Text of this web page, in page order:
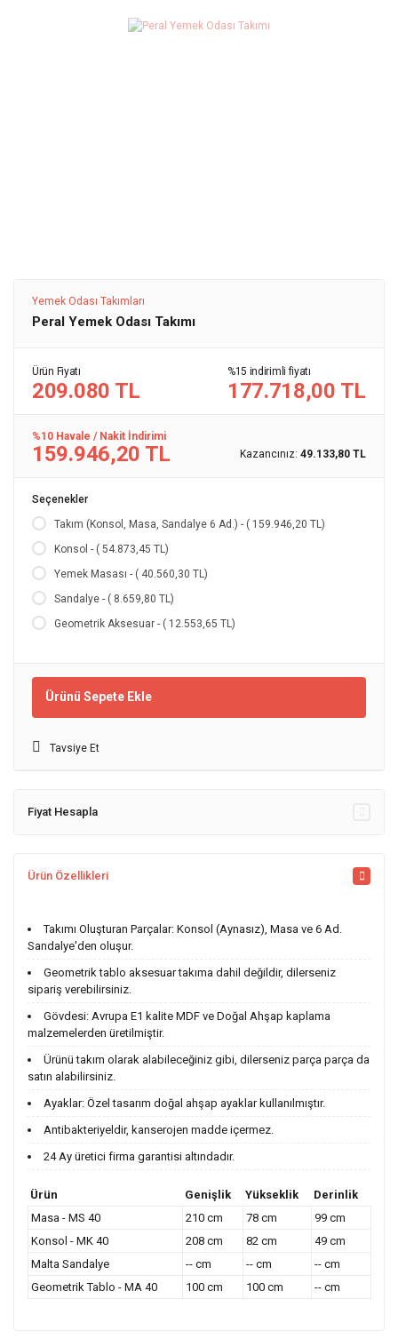
Yemek Odası Takımları
Peral Yemek Odası Takımı
Ürün Fiyatı
209.080 TL
%15 indirimli fiyatı
177.718,00 TL
%10 Havale / Nakit İndirimi
159.946,20 TL Kazancınız: 49.133,80 TL
Seçenekler
Takım (Konsol, Masa, Sandalye 6 Ad.) - ( 159.946,20 TL)
Konsol - ( 54.873,45 TL)
Yemek Masası - ( 40.560,30 TL)
Sandalye - ( 8.659,80 TL)
Geometrik Aksesuar - ( 12.553,65 TL)
Ürünü Sepete Ekle
Tavsiye Et
Fiyat Hesapla
Ürün Özellikleri
Takımı Oluşturan Parçalar: Konsol (Aynasız), Masa ve 6 Ad.
Sandalye'den oluşur.
Geometrik tablo aksesuar takıma dahil değildir, dilerseniz
sipariş verebilirsiniz.
Gövdesi: Avrupa E1 kalite MDF ve Doğal Ahşap kaplama
malzemelerden üretilmiştir.
Ürünü takım olarak alabileceğiniz gibi, dilerseniz parça parça da
satın alabilirsiniz.
Ayaklar: Özel tasarım doğal ahşap ayaklar kullanılmıştır.
Antibakteriyeldir, kanserojen madde içermez.
24 Ay üretici firma garantisi altındadır.
Ürün Genişlik Yükseklik
Derinlik
Masa - MS 40
210 cm 78 cm
99 cm
Konsol - MK 40
208 cm 82 cm
49 cm
Malta Sandalye
-- cm -- cm
-- cm
Geometrik Tablo - MA 40
100 cm 100 cm -- cm